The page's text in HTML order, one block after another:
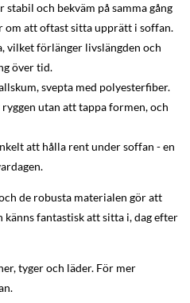
och bekväm på samma gång
om att oftast sitta upprätt i soffan.
vilket förlänger livslängden och
över tid.
svepta med polyesterfiber.
utan att tappa formen, och
att hålla rent under soffan - en
de robusta materialen gör att
känns fantastisk att sitta i, dag efter
tyger och läder. För mer